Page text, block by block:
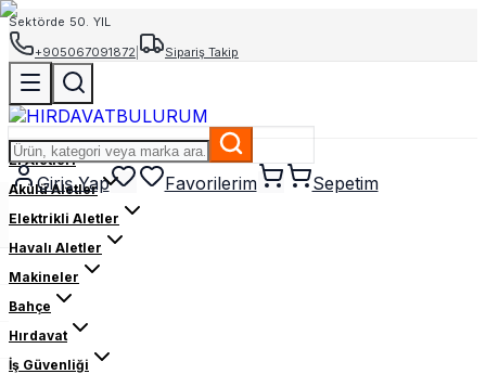
Sektörde 50. YIL
+905067091872
Sipariş Takip
Giriş Yap Favorilerim Sepetim
El Aletleri
Akülü Aletler
Elektrikli Aletler
Havalı Aletler
Makineler
Bahçe
Hırdavat
İş Güvenliği